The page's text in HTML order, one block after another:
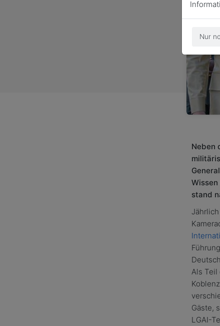
Neben
stand
Als Teil
Gäste,
LGAI-
Nur